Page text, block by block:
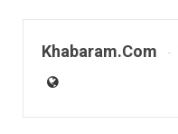
Khabaram.Com